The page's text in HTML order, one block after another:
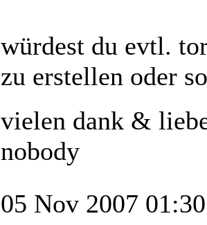
würdest du evtl.
zu erstellen oder
vielen dank &
nobody
05 Nov 2007 01:30